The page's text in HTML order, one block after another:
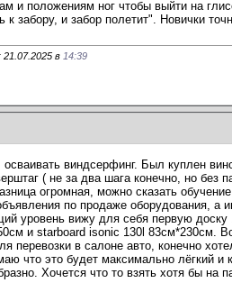
и положениям ног чтобы выйти на
забору, и забор полетит". Новички
21.07.2025 в 14:39
виндсерфинг. Был куплен
( не за два шага конечно, но
огромная, можно сказать
по продаже оборудования,
уровень вижу для себя первую
и starboard isonic 130l 83см*230см.
перевозки в салоне авто, конечно
что это будет максимально лёгкий
Хочется что то взять хотя бы на